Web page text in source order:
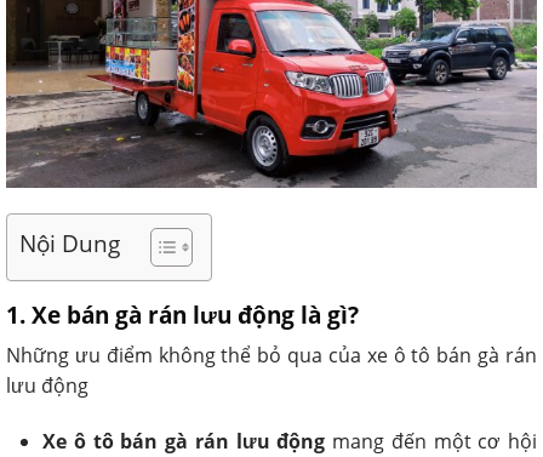
Nội Dung
1. Xe bán gà rán lưu động là gì?
Những ưu điểm không thể bỏ qua của xe ô tô bán gà rán
lưu động
Xe ô tô bán gà rán lưu động mang đến một cơ hội